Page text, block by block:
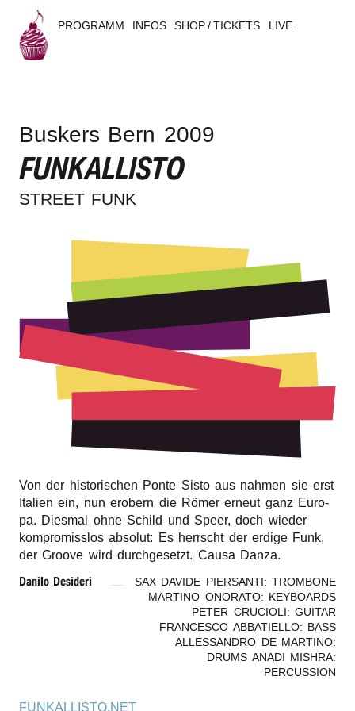
s
k
e
B
e
PROGRAMM INFOS SHOP / TICKETS LIVE
Buskers Bern 2009
FUNKALLISTO
STREET FUNK
Von der histo­ri­schen Ponte Sisto aus nahmen sie erst
Itali­en ein, nun erobern die Römer erneut ganz Euro­
pa. Dies­mal ohne Schild und Speer, doch wieder
kompro­miss­los abso­lut: Es herrscht der erdi­ge Funk,
der Groo­ve wird durch­ge­setzt. Causa Danza.
Dani­lo Desideri
SAX DAVIDE PIERSANTI: TROMBONE
MARTINO ONORATO: KEYBOARDS
PETER CRUCIOLI: GUITAR
FRANCESCO ABBATIELLO: BASS
ALLESSANDRO DE MARTINO:
DRUMS ANADI MISHRA:
PERCUSSION
FUNKALLISTO.NET